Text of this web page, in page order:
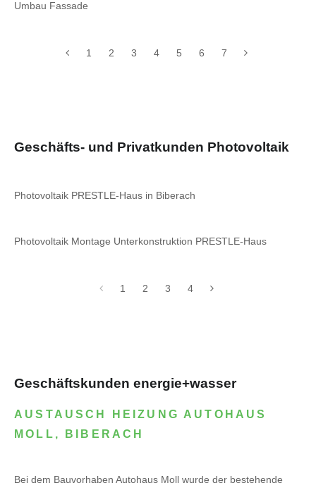
Umbau Fassade
1 2 3 4 5 6 7
Geschäfts- und Privatkunden Photovoltaik
Photovoltaik PRESTLE-Haus in Biberach
Photovoltaik Montage Unterkonstruktion PRESTLE-Haus
1 2 3 4
Geschäftskunden energie+wasser
AUSTAUSCH HEIZUNG AUTOHAUS
MOLL, BIBERACH
Bei dem Bauvorhaben Autohaus Moll wurde der bestehende